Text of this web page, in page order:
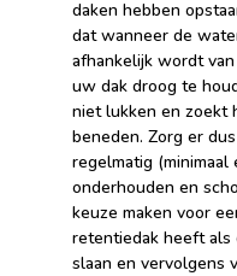
daken hebben
dat wanneer de
afhankelijk wordt
uw dak droog te
niet lukken en zoekt
beneden. Zorg er
regelmatig (minimaal
onderhouden en
keuze maken voor
retentiedak heeft
slaan en vervolgens